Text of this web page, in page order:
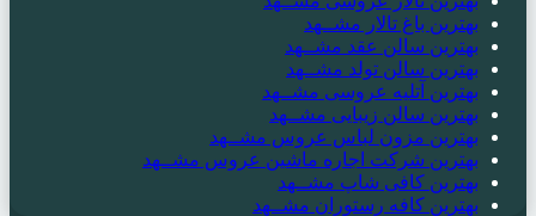
بهترین باغ تالار مشــهد
بهترین سالن عقد مشــهد
بهترین سالن تولد مشــهد
بهترین آتلیه عروسی مشــهد
بهترین سالن زیبایی مشــهد
بهترین مزون لباس عروس مشــهد
بهترین شرکت اجاره ماشین عروس مشــهد
بهترین کافی شاپ مشــهد
بهترین کافه رستوران مشــهد